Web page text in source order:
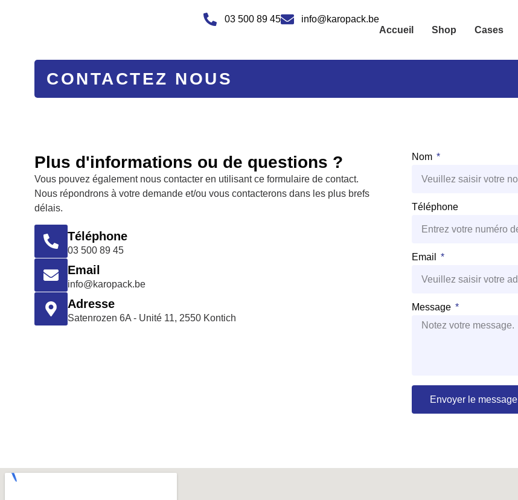
03 500 89 45
info@karopack.be
Accueil
Shop Cases
CONTACTEZ NOUS
Plus d'informations ou de questions ?
Vous pouvez également nous contacter en utilisant ce formulaire de contact.
Nous répondrons à votre demande et/ou vous contacterons dans les plus brefs
délais.
Téléphone
03 500 89 45
Email
info@karopack.be
Adresse
Satenrozen 6A - Unité 11, 2550 Kontich
Nom
Téléphone
Email
Message
Envoyer le message